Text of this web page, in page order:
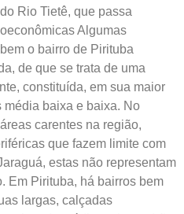
Rio Tietê, que passa
Algumas
o bairro de Pirituba
de que se trata de uma
constituída, em sua maior
média baixa e baixa. No
carentes na região,
que fazem limite com
estas não representam
Em Pirituba, há bairros bem
largas, calçadas